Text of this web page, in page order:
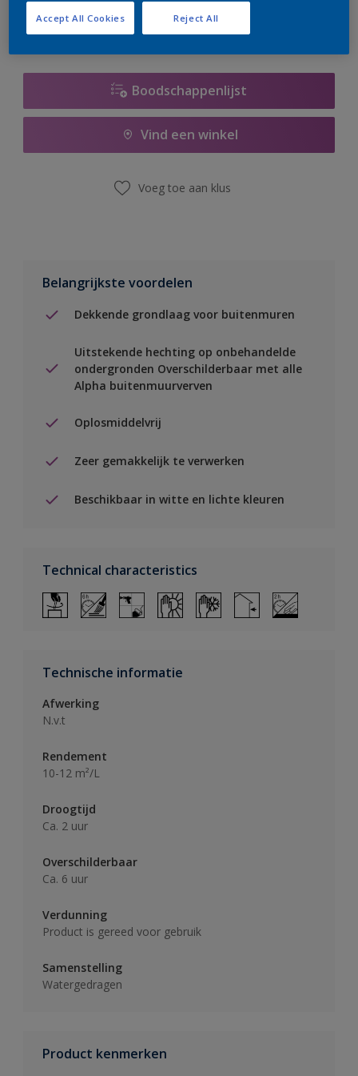
Boodschappenlijst
Vind een winkel
Voeg toe aan klus
Belangrijkste voordelen
Dekkende grondlaag voor buitenmuren
Uitstekende hechting op onbehandelde
ondergronden Overschilderbaar met alle
Alpha buitenmuurverven
Oplosmiddelvrij
Zeer gemakkelijk te verwerken
Beschikbaar in witte en lichte kleuren
Technical characteristics
Technische informatie
Afwerking
N.v.t
Rendement
10-12 m²/L
Droogtijd
Ca. 2 uur
Overschilderbaar
Ca. 6 uur
Verdunning
Product is gereed voor gebruik
Samenstelling
Watergedragen
Product kenmerken
Reject All
Accept All Cookies